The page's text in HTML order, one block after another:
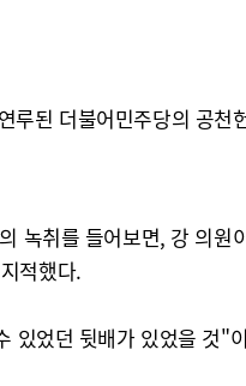
된 더불어민주당의 공
녹취를 들어보면, 강 의
적했다.
었던 뒷배가 있었을 것